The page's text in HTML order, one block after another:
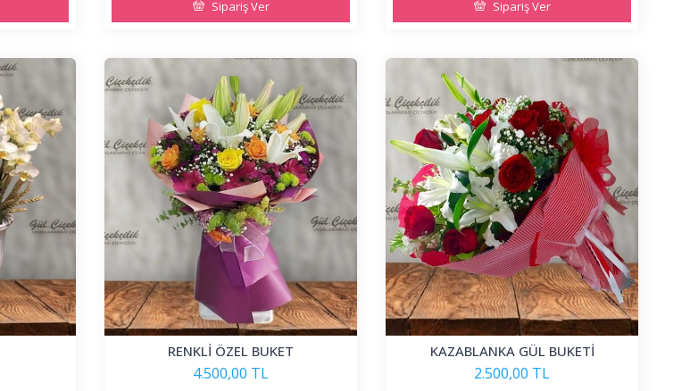
Sipariş Ver Sipariş Ver
RENKLİ ÖZEL BUKET
4.500,00 TL
KAZABLANKA GÜL BUKETİ
2.500,00 TL